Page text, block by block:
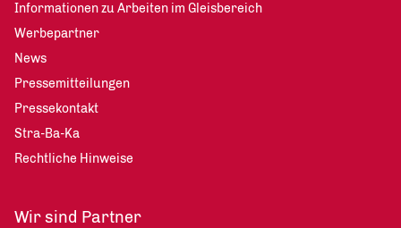
Informationen zu Arbeiten im Gleisbereich
Werbepartner
News
Pressemitteilungen
Pressekontakt
Stra-Ba-Ka
Rechtliche Hinweise
Wir sind Partner